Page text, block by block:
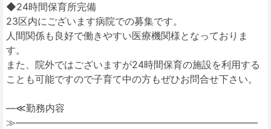
◆24時間保育所完備
23区内にございます病院での募集です。
人間関係も良好で働きやすい医療機関様となっておりま
す。
また、院外ではございますが24時間保育の施設を利用する
ことも可能ですので子育て中の方もぜひお問合せ下さい。
―≪勤務内容
≫―――――――――――――――――――――――――